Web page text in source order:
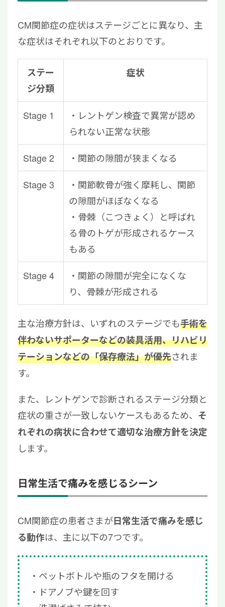
CM関節症の症状はステージごとに異なり、主
な症状はそれぞれ以下のとおりです。
ステー
ジ分類
症状
Stage 1
・レントゲン検査で異常が認め
られない正常な状態
Stage 2 ・関節の隙間が狭まくなる
Stage 3
・関節軟骨が強く摩耗し、関節
の隙間がほぼなくなる
・骨棘（こつきょく）と呼ばれ
る骨のトゲが形成されるケース
もある
Stage 4
・関節の隙間が完全になくな
り、骨棘が形成される
主な治療方針は、いずれのステージでも手術を
伴わないサポーターなどの装具活用、リハビリ
テーションなどの「保存療法」が優先されま
す。
また、レントゲンで診断されるステージ分類と
症状の重さが一致しないケースもあるため、 そ
れぞれの病状に合わせて適切な治療方針を決定
します。
日常生活で痛みを感じるシーン
CM関節症の患者さまが日常生活で痛みを感じ
る動作は、主に以下の7つです。
ペットボトルや瓶のフタを開ける
ドアノブや鍵を回す